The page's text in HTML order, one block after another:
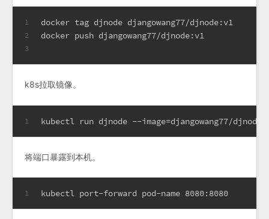
1
2
3
docker tag djnode djangowang77/djnode:v1
docker push djangowang77/djnode:v1
k8s拉取镜像。
1 kubectl run djnode --image=djangowang77/
将端口暴露到本机。
1 kubectl port-forward pod-name 8080:8080